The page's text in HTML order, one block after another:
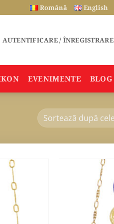
Română English
AUTENTIFICARE / ÎNREGISTRARE
EVENIMENTE BLOG
ADAUGA
WISHLIST